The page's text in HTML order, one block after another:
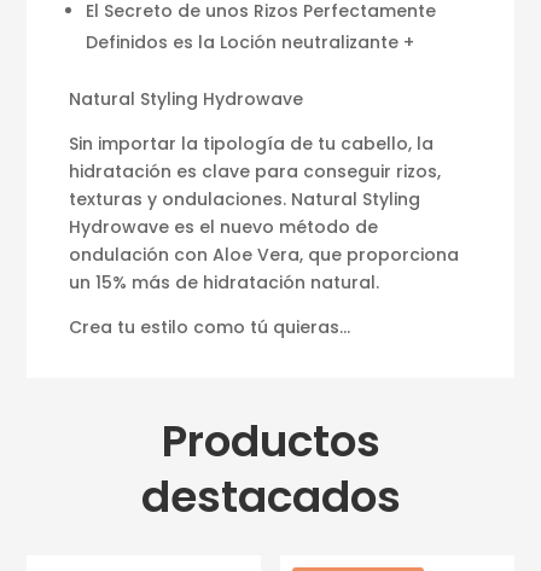
El Secreto de unos Rizos Perfectamente
Definidos es la Loción neutralizante +
Natural Styling Hydrowave
Sin importar la tipología de tu cabello, la
hidratación es clave para conseguir rizos,
texturas y ondulaciones. Natural Styling
Hydrowave es el nuevo método de
ondulación con Aloe Vera, que proporciona
un 15% más de hidratación natural.
Crea tu estilo como tú quieras…
Productos
destacados